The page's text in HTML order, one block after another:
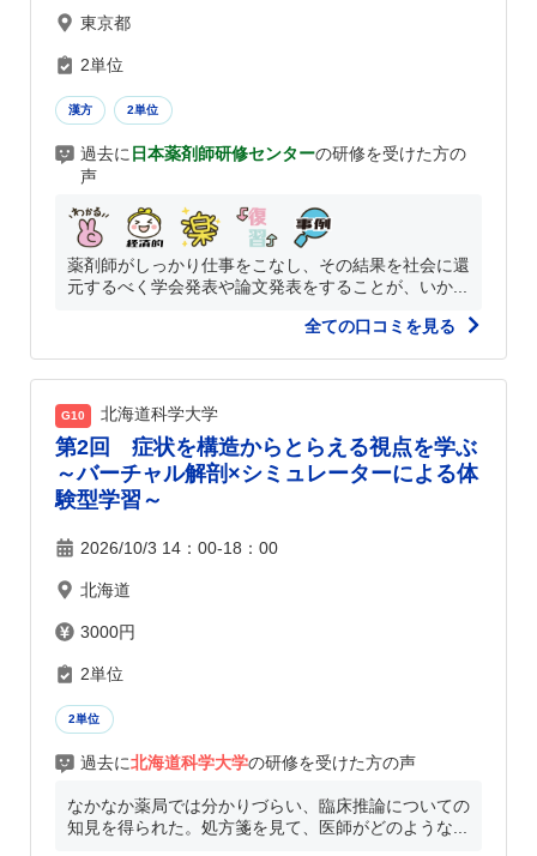
東京都
2単位
漢方 2単位
過去に 日本薬剤師研修センターの研修を受けた方の
声
薬剤師がしっかり仕事をこなし、その結果を社会に還
元するべく学会発表や論文発表をすることが、いか...
全ての口コミを見る
G10 北海道科学大学
第2回 症状を構造からとらえる視点を学ぶ
～バーチャル解剖×シミュレーターによる体
験型学習～
2026/10/3 14：00-18：00
北海道
3000円
2単位
2単位
過去に北海道科学大学の研修を受けた方の声
なかなか薬局では分かりづらい、臨床推論についての
知見を得られた。処方箋を見て、医師がどのような...